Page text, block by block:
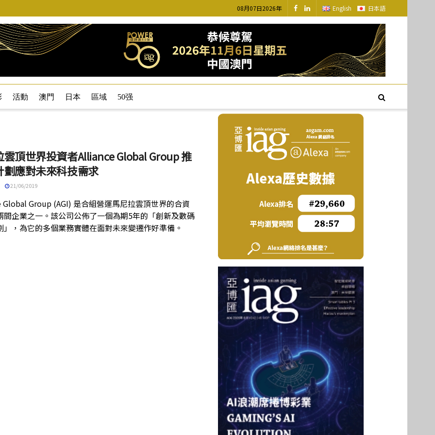
08月07日2026年 English 日本語
活動 澳門 日本 區域 50强
雲頂世界投資者Alliance Global Group 推
劃應對未來科技需求
21/06/2019
Group (AGI) 是合組營運馬尼拉雲頂世界的合資
間企業之一。該公司公佈了一個為期5年的「創新及數碼
」，為它的多個業務實體在面對未來變遷作好準備。